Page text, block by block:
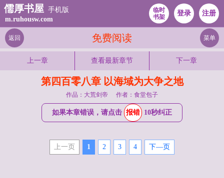
儒厚书屋 手机版
m.ruhousw.com
临时
书架
登录 注册
免费阅读
返回 菜单
上一章 查看最新章节 下一章
第四百零八章 以海域为大争之地
作品：大荒剑帝 作者：食堂包子
如果本章错误，请点击 报错 10秒纠正
上一页 1 2 3 4 下—页